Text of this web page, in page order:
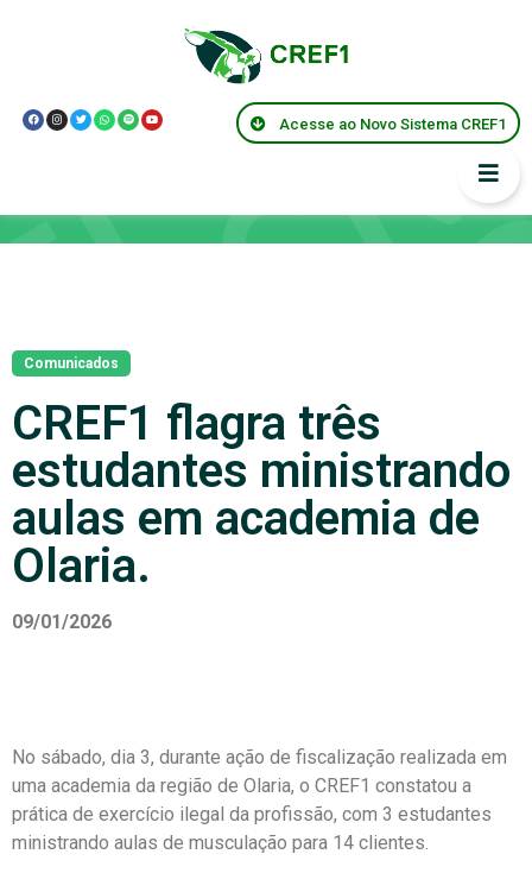
Acesse ao Novo Sistema CREF1
Comunicados
CREF1 flagra três
estudantes ministrando
aulas em academia de
Olaria.
09/01/2026
No sábado, dia 3, durante ação de fiscalização realizada em
uma academia da região de Olaria, o CREF1 constatou a
prática de exercício ilegal da profissão, com 3 estudantes
ministrando aulas de musculação para 14 clientes.